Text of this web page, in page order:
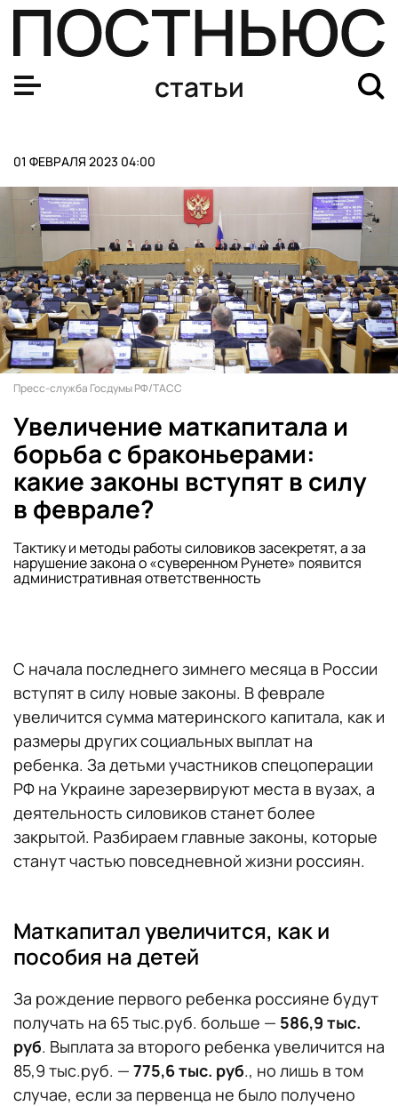
статьи
01 ФЕВРАЛЯ 2023 04:00
Пресс-служба Госдумы РФ/ТАСС
Увеличение маткапитала и
борьба с браконьерами:
какие законы вступят в силу
в феврале?
Тактику и методы работы силовиков засекретят, а за
нарушение закона о «суверенном Рунете» появится
административная ответственность
С начала последнего зимнего месяца в России
вступят в силу новые законы. В феврале
увеличится сумма материнского капитала, как и
размеры других социальных выплат на
ребенка. За детьми участников спецоперации
РФ на Украине зарезервируют места в вузах, а
деятельность силовиков станет более
закрытой. Разбираем главные законы, которые
станут частью повседневной жизни россиян.
Маткапитал увеличится, как и
пособия на детей
За рождение первого ребенка россияне будут
получать на 65 тыс.руб. больше — 586,9 тыс.
руб. Выплата за второго ребенка увеличится на
85,9 тыс.руб. — 775,6 тыс. руб., но лишь в том
случае, если за первенца не было получено
Футбол без мата? «Локомотив» будет штрафовать